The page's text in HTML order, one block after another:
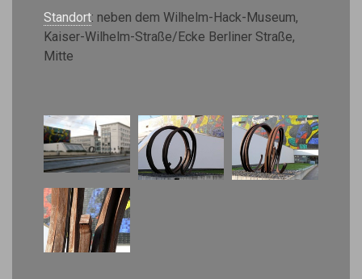
Standort: neben dem Wilhelm-Hack-Museum,
Kaiser-Wilhelm-Straße/Ecke Berliner Straße,
Mitte